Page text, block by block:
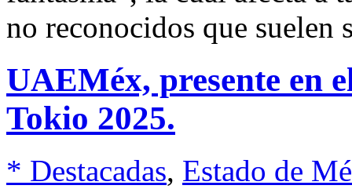
no reconocidos que
UAEMéx, presente en
Tokio 2025.
* Destacadas, Estado de